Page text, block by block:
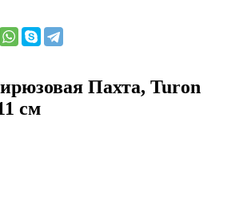
Пахта, Turon
см